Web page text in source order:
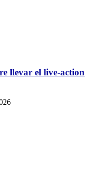
llevar el live-action